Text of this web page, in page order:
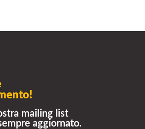
mailing list
aggiornato.